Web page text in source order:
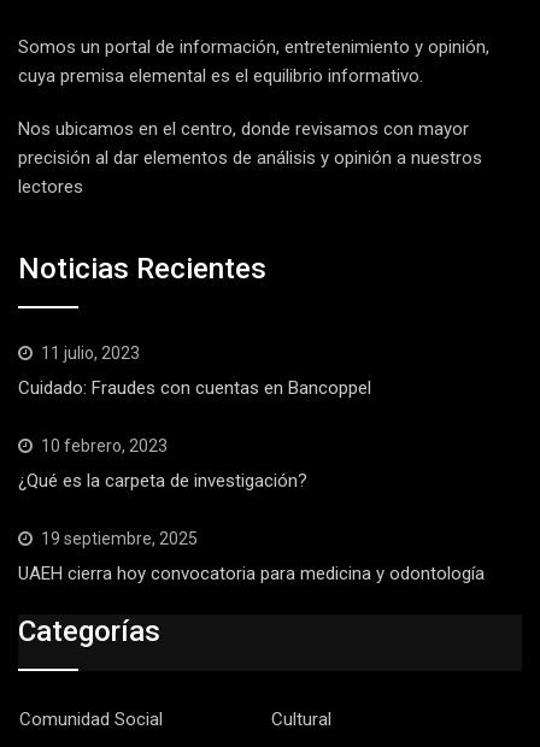
Somos un portal de información, entretenimiento y opinión,
cuya premisa elemental es el equilibrio informativo.
Nos ubicamos en el centro, donde revisamos con mayor
precisión al dar elementos de análisis y opinión a nuestros
lectores
Noticias Recientes
11 julio, 2023
Cuidado: Fraudes con cuentas en Bancoppel
10 febrero, 2023
¿Qué es la carpeta de investigación?
19 septiembre, 2025
UAEH cierra hoy convocatoria para medicina y odontología
Categorías
Comunidad Social
Cultural